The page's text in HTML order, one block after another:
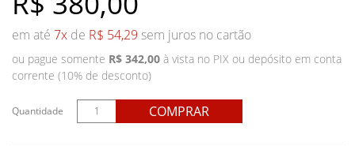
em até 7x de R$ 54,29 sem juros no cartão
ou pague somente R$ 342,00 à vista no PIX ou depósito em conta
corrente (10% de desconto)
Quantidade COMPRAR